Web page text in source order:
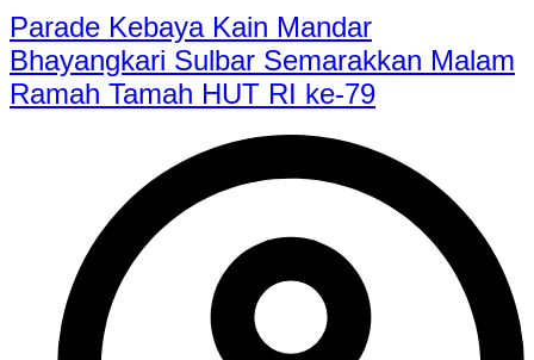
Parade Kebaya Kain Mandar
Bhayangkari Sulbar Semarakkan Malam
Ramah Tamah HUT RI ke-79